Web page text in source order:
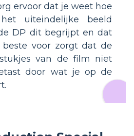
ervoor dat je weet hoe
uiteindelijke beeld
DP dit begrijpt en dat
voor zorgt dat de
van de film niet
door wat je op de